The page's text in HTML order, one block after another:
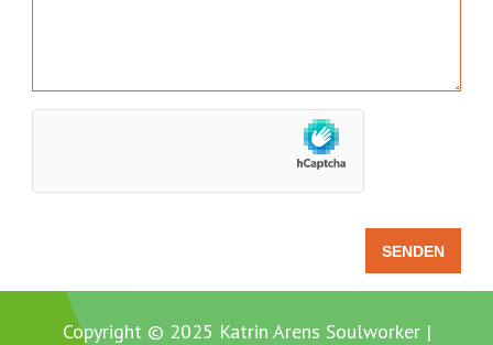
Copyright © 2025 Katrin Arens Soulworker |